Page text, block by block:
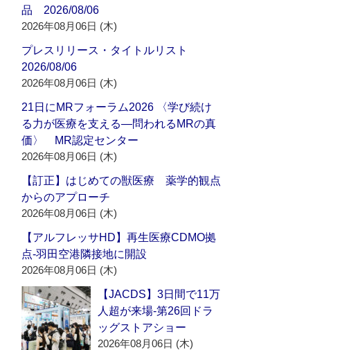
品 2026/08/06
2026年08月06日 (木)
プレスリリース・タイトルリスト
2026/08/06
2026年08月06日 (木)
21日にMRフォーラム2026 〈学び続け
る力が医療を支える―問われるMRの真
価〉 MR認定センター
2026年08月06日 (木)
【訂正】はじめての獣医療 薬学的観点
からのアプローチ
2026年08月06日 (木)
【アルフレッサHD】再生医療CDMO拠
点‐羽田空港隣接地に開設
2026年08月06日 (木)
【JACDS】3日間で11万
人超が来場‐第26回ドラ
ッグストアショー
2026年08月06日 (木)